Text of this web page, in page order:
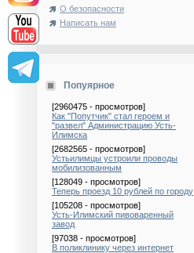
О безопасности
Написать нам
Попуярное
[2960475 - просмотров]
Как "Попутчик" стал героем и
"развел" Администрацию Усть-
Илимска
[2682565 - просмотров]
Устьилимцы устроили проводы
мобилизованным
[128049 - просмотров]
Теперь проезд 10 рублей по городу
[105208 - просмотров]
Усть-Илимский пивоваренный
завод
[97038 - просмотров]
В поликлинику через интернет